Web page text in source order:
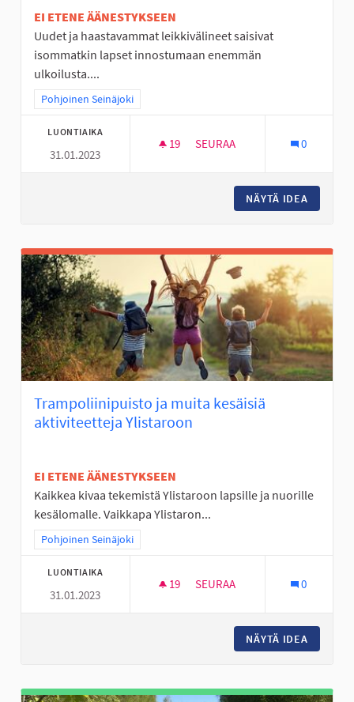
EI ETENE ÄÄNESTYKSEEN
Uudet ja haastavammat leikkivälineet saisivat
isommatkin lapset innostumaan enemmän
ulkoilusta....
Rajaa tulokset teeman mukaan: Pohjoinen Seinäjoki
Pohjoinen Seinäjoki
LUONTIAIKA
31.01.2023
19 19 SEURAAJAA
SEURAA 0
NÄYTÄ IDEA
Trampoliinipuisto ja muita kesäisiä
aktiviteetteja Ylistaroon
EI ETENE ÄÄNESTYKSEEN
Kaikkea kivaa tekemistä Ylistaroon lapsille ja nuorille
kesälomalle. Vaikkapa Ylistaron...
Rajaa tulokset teeman mukaan: Pohjoinen Seinäjoki
Pohjoinen Seinäjoki
LUONTIAIKA
31.01.2023
19 19 SEURAAJAA
SEURAA 0
NÄYTÄ IDEA